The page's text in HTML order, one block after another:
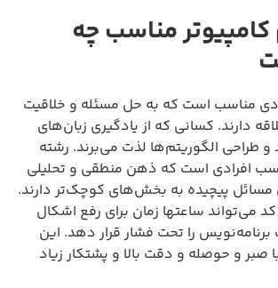
مناسب چه
مناسب است که به حل مسئله و خلاقیت
دارند. کسانی که از یادگیری زبان‌های
و طراحی الگوریتم‌ها لذت می‌برند. رشته
افرادی است که ذهن منطقی و تحلیلی
پیچیده به بخش‌های کوچک‌تر دارند.
می‌تواند ساعتها زمان برای رفع اشکال
را تحت فشار قرار دهد. این
صبر و حوصله و دقت بالا و پشتکار زیاد